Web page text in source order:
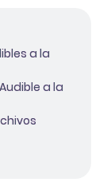
a la
a la